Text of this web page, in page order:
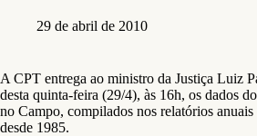
29 de abril de 2010
A CPT entrega ao ministro da Justiça Luiz
desta quinta-feira (29/4), às 16h, os dados
no Campo, compilados nos relatórios
desde 1985.